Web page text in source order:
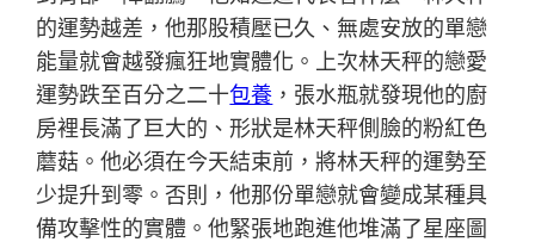
的運勢越差，他那股積壓已久、無處安放的單戀
能量就會越發瘋狂地實體化。上次林天秤的戀愛
運勢跌至百分之二十包養 ，張水瓶就發現他的廚
房裡長滿了巨大的、形狀是林天秤側臉的粉紅色
蘑菇。他必須在今天結束前，將林天秤的運勢至
少提升到零。否則，他那份單戀就會變成某種具
備攻擊性的實體。他緊張地跑進他堆滿了星座圖